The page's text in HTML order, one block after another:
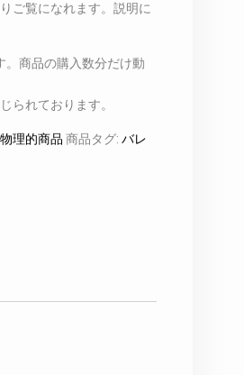
ご覧になれます。説明に
。商品の購入数分だけ動
られております。
物理的商品 商品タグ: バレ